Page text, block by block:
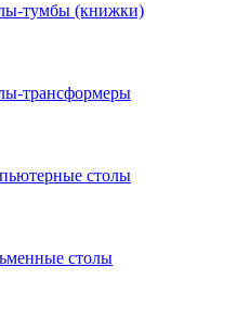
тумбы (книжки)
трансформеры
столы
столы